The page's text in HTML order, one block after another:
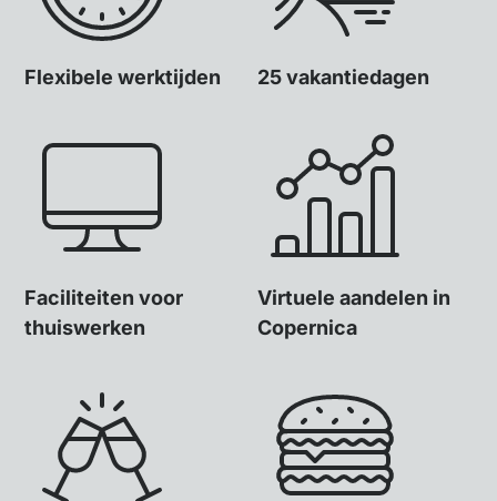
Flexibele werktijden 25 vakantiedagen
Faciliteiten voor
thuiswerken
Virtuele aandelen in
Copernica